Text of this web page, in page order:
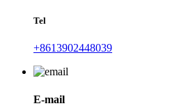
Tel
+8613902448039
E-mail